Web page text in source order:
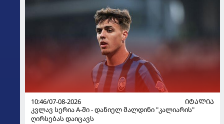
10:46/07-08-2026
ᲘᲢᲐᲚᲘᲐ
კვლავ სერია A-ში - დანიელ მალდინი "კალიარის"
ღირსებას დაიცავს